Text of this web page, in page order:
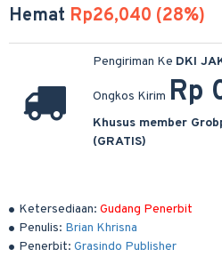
Ketersediaan: Gudang Penerbit
Penulis: Brian Khrisna
Penerbit: Grasindo Publisher
Hemat Rp26,040 (28%)
Pengiriman Ke DKI
Ongkos Kirim Rp
Khusus member
(GRATIS)